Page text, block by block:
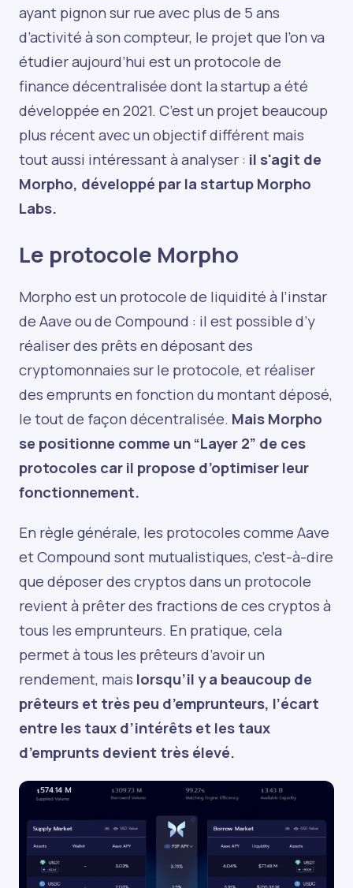
ayant pignon sur rue avec plus de 5 ans
d’activité à son compteur, le projet que l’on va
étudier aujourd’hui est un protocole de
finance décentralisée dont la startup a été
développée en 2021. C’est un projet beaucoup
plus récent avec un objectif différent mais
tout aussi intéressant à analyser : il s'agit de
Morpho, développé par la startup Morpho
Labs.
Le protocole Morpho
Morpho est un protocole de liquidité à l’instar
de Aave ou de Compound : il est possible d’y
réaliser des prêts en déposant des
cryptomonnaies sur le protocole, et réaliser
des emprunts en fonction du montant déposé,
le tout de façon décentralisée. Mais Morpho
se positionne comme un “Layer 2” de ces
protocoles car il propose d’optimiser leur
fonctionnement.
En règle générale, les protocoles comme Aave
et Compound sont mutualistiques, c’est-à-dire
que déposer des cryptos dans un protocole
revient à prêter des fractions de ces cryptos à
tous les emprunteurs. En pratique, cela
permet à tous les prêteurs d’avoir un
rendement, mais lorsqu’il y a beaucoup de
prêteurs et très peu d’emprunteurs, l’écart
entre les taux d’intérêts et les taux
d’emprunts devient très élevé.